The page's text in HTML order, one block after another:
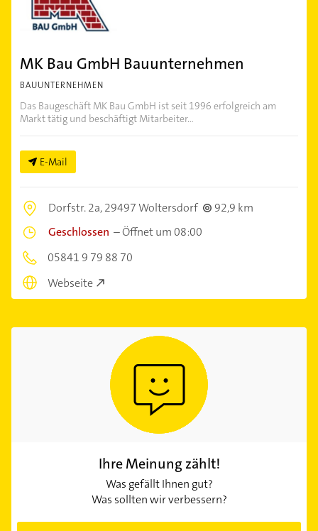
MK Bau GmbH Bauunternehmen
BAUUNTERNEHMEN
Das Baugeschäft MK Bau GmbH ist seit 1996 erfolgreich am
Markt tätig und beschäftigt Mitarbeiter...
E-Mail
Dorfstr. 2a,29497 Woltersdorf
92,9 km
Geschlossen –Öffnet um 08:00
05841 9 79 88 70
Webseite
Ihre Meinung zählt!
Was gefällt Ihnen gut?
Was sollten wir verbessern?